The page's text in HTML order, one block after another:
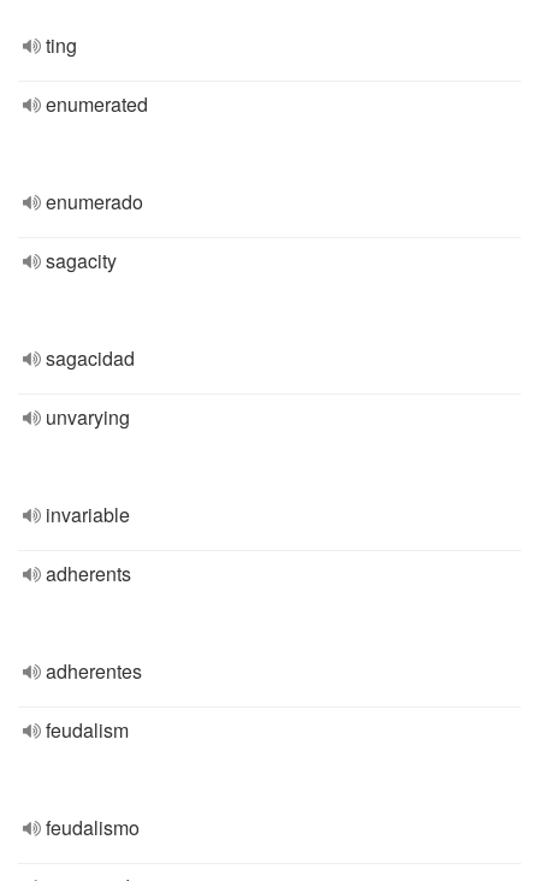
ting
enumerated
enumerado
sagacity
sagacidad
unvarying
invariable
adherents
adherentes
feudalism
feudalismo